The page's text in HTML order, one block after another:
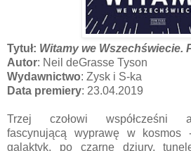
Tytuł: Witamy we Wszechświecie.
Autor: Neil deGrasse Tyson
Wydawnictwo: Zysk i S-ka
Data premiery: 23.04.2019
Trzej czołowi współcześni
fascynującą wyprawę w
galaktyk, po czarne dziury,